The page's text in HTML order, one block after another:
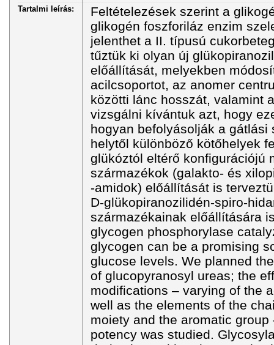
Tartalmi leírás:
Feltételezések szerint a
glikogén foszforiláz enzim
jelenthet a II. típusú
tűztük ki olyan új
előállítását, melyekben
acilcsoportot, az anomer
közötti lánc hosszát, valamint
vizsgálni kívántuk azt, hogy
hogyan befolyásolják a gátlási
helytől különböző kötőhelyek
glükóztól eltérő konfigurációjú
származékok (galakto- és
-amidok) előállítását is
D-glükopiranozilidén-spiro-
származékainak előállítására
glycogen phosphorylase
glycogen can be a promising
glucose levels. We planned
of glucopyranosyl ureas; the
modifications – varying of the
well as the elements of the
moiety and the aromatic
potency was studied.